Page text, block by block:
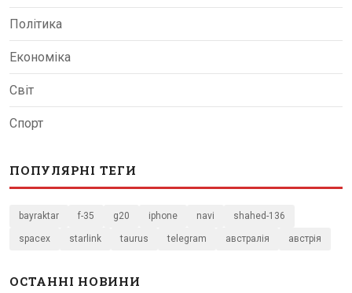
Політика
Економіка
Світ
Спорт
ПОПУЛЯРНІ ТЕГИ
bayraktar f-35 g20 iphone navi shahed-136
spacex starlink taurus telegram австралія австрія
ОСТАННІ НОВИНИ